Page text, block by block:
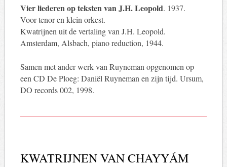
Vier liederen op teksten van J.H. Leopold. 1937.
Voor tenor en klein orkest.
Kwatrijnen uit de vertaling van J.H. Leopold.
Amsterdam, Alsbach, piano reduction, 1944.
Samen met ander werk van Ruyneman opgenomen op
een CD De Ploeg: Daniël Ruyneman en zijn tijd. Ursum,
DO records 002, 1998.
KWATRIJNEN VAN CHAYYÁM